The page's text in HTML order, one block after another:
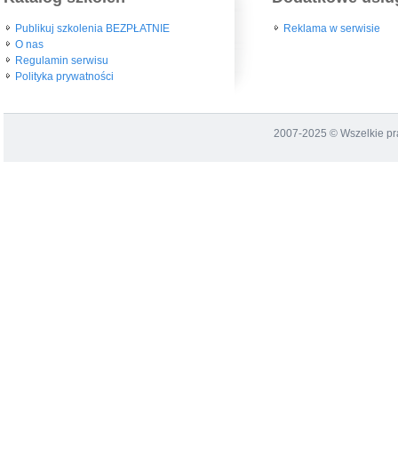
Publikuj szkolenia BEZPŁATNIE
O nas
Regulamin serwisu
Polityka prywatności
Reklama w serwisie
2007-2025 © Wszelkie